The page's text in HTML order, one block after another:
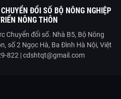
ĐỔI SỐ BỘ NÔNG NGHIỆP
NÔNG THÔN
Chuyển đổi số. Nhà B5, Bộ Nông
số 2 Ngọc Hà, Ba Đình Hà Nội, Việt
822 | cdshtqt@gmail.com